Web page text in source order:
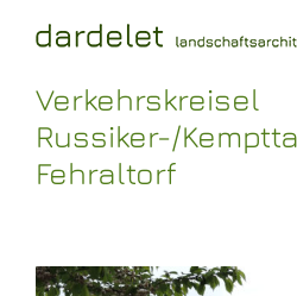
Verkehrskreisel
Russiker-/
Fehraltorf